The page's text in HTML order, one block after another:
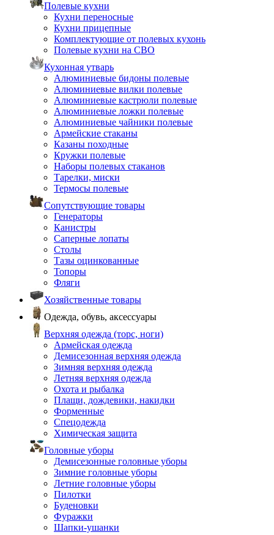
Полевые кухни
Кухни переносные
Кухни прицепные
Комплектующие от полевых кухонь
Полевые кухни на СВО
Кухонная утварь
Алюминиевые бидоны полевые
Алюминиевые вилки полевые
Алюминиевые кастрюли полевые
Алюминиевые ложки полевые
Алюминиевые чайники полевые
Армейские стаканы
Казаны походные
Кружки полевые
Наборы полевых стаканов
Тарелки, миски
Термосы полевые
Сопутствующие товары
Генераторы
Канистры
Саперные лопаты
Столы
Тазы оцинкованные
Топоры
Фляги
Хозяйственные товары
Одежда, обувь, аксессуары
Верхняя одежда (торс, ноги)
Армейская одежда
Демисезонная верхняя одежда
Зимняя верхняя одежда
Летняя верхняя одежда
Охота и рыбалка
Плащи, дождевики, накидки
Форменные
Спецодежда
Химическая защита
Головные уборы
Демисезонные головные уборы
Зимние головные уборы
Летние головные уборы
Пилотки
Буденовки
Фуражки
Шапки-ушанки